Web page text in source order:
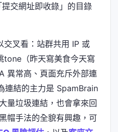
交網址即收錄」的目錄
交叉看：站群共用 IP 或
tone（昨天寫美食今天寫
異常高、頁面充斥外部連
連結的主力是 SpamBrain
量垃圾連結，也會拿來回
帽手法的全貌有興趣，可